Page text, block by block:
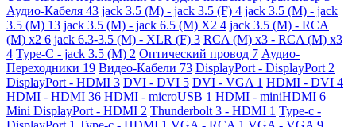
Аудио-Кабеля 43 jack 3.5 (M) - jack 3.5 (F) 4 jack 3.5 (M) - jack
3.5 (M) 13 jack 3.5 (M) - jack 6.5 (M) X2 4 jack 3.5 (M) - RCA
(M) x2 6 jack 6.3-3.5 (M) - XLR (F) 3 RCA (M) x3 - RCA (M) x3
4 Type-C - jack 3.5 (M) 2 Оптический провод 7 Аудио-
Переходники 19 Видео-Кабели 73 DisplayPort - DisplayPort 2
DisplayPort - HDMI 3 DVI - DVI 5 DVI - VGA 1 HDMI - DVI 4
HDMI - HDMI 36 HDMI - microUSB 1 HDMI - miniHDMI 6
Mini DisplayPort - HDMI 2 Thunderbolt 3 - HDMI 1 Type-c -